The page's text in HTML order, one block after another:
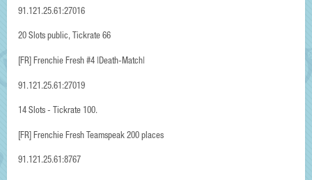
91.121.25.61:27016
20 Slots public, Tickrate 66
[FR] Frenchie Fresh #4 |Death-Match|
91.121.25.61:27019
14 Slots - Tickrate 100.
[FR] Frenchie Fresh Teamspeak 200 places
91.121.25.61:8767